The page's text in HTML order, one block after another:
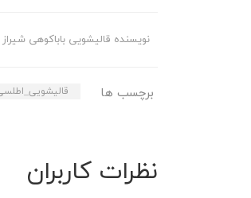
نویسنده قالیشویی باباکوهی شیراز
برچسب ها
نظرات کاربران